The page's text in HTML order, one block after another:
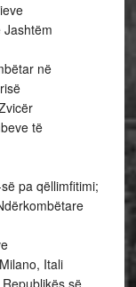
në
të
pa qëllimfitimi;
Itali
së